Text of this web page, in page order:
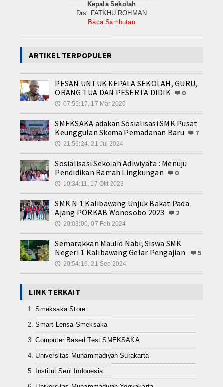
Kepala Sekolah
Drs. FATKHU ROHMAN
Baca Sambutan
ARTIKEL TERPOPULER
PESAN UNTUK KEPALA SEKOLAH, GURU,
ORANG TUA DAN PESERTA DIDIK
0
🕔 07:55:17, 17 Mar 2020
SMEKSAKA adakan Sosialisasi SMK Pusat
Keunggulan Skema Pemadanan Baru
7
🕔 21:56:24, 21 Jul 2024
Sosialisasi Sekolah Adiwiyata : Menuju
Pendidikan Ramah Lingkungan
0
🕔 10:34:11, 17 Okt 2023
SMK N 1 Kalibawang Unjuk Bakat Pada
Ajang PORKAB Wonosobo 2023
2
🕔 20:03:00, 07 Feb 2024
Semarakkan Maulid Nabi, Siswa SMK
Negeri 1 Kalibawang Gelar Pengajian
5
🕔 20:54:16, 21 Sep 2024
LINK TERKAIT
Smeksaka Store
Smart Lensa Smeksaka
Computer Based Test SMEKSAKA
Universitas Muhammadiyah Surakarta
Institut Seni Indonesia